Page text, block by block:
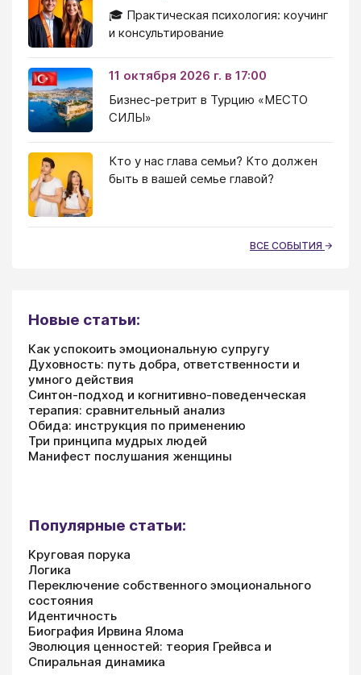
🎓 Практическая психология: коучинг
и консультирование
11 октября 2026 г. в 17:00
Бизнес-ретрит в Турцию «МЕСТО
СИЛЫ»
Кто у нас глава семьи? Кто должен
быть в вашей семье главой?
ВСЕ СОБЫТИЯ
Новые статьи:
Как успокоить эмоциональную супругу
Духовность: путь добра, ответственности и
умного действия
Синтон-подход и когнитивно-поведенческая
терапия: сравнительный анализ
Обида: инструкция по применению
Три принципа мудрых людей
Манифест послушания женщины
Популярные статьи:
Круговая порука
Логика
Переключение собственного эмоционального
состояния
Идентичность
Биография Ирвина Ялома
Эволюция ценностей: теория Грейвса и
Спиральная динамика